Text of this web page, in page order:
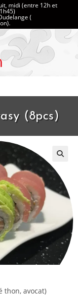
midi (entre 12h et
(
).
(8pcs)
thon, avocat)